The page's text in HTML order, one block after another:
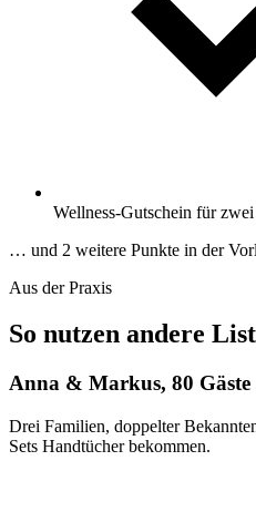
Wellness-Gutschein für zwei
… und 2 weitere Punkte in der
Aus der Praxis
So nutzen andere
Anna & Markus, 80 Gäste
Drei Familien, doppelter
Sets Handtücher bekommen.